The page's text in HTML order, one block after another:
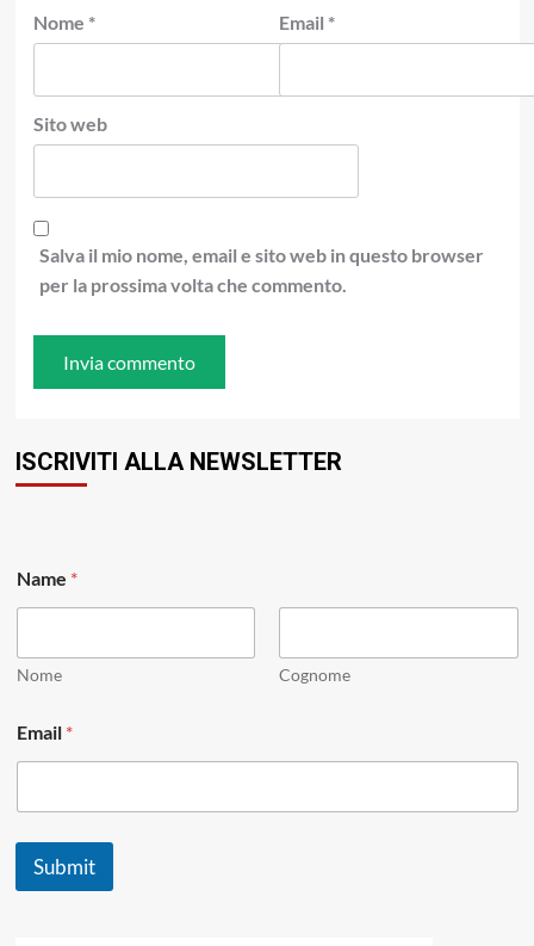
Nome * Email *
Sito web
Salva il mio nome, email e sito web in questo browser
per la prossima volta che commento.
ISCRIVITI ALLA NEWSLETTER
Name *
Nome Cognome
a
m
N
m
N
Email *
Submit